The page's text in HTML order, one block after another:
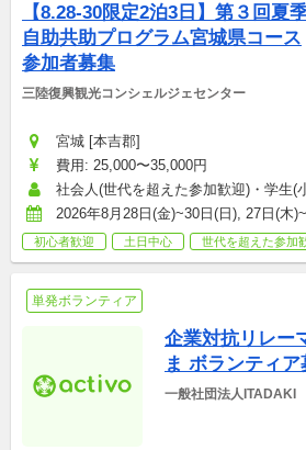
【8.28-30限定2泊3日】第３回夏
自助共助プログラム宮城県コース
参加者募集
三陸復興観光コンシェルジェセンター
宮城 [本吉郡]
費用: 25,000〜35,000円
社会人(世代を超えた参加歓迎)・学生(
2026年8月28日(金)~30日(日), 27日(木
初心者歓迎 土日中心 世代を超えた参加
単発ボランティア
企業対抗リレー
ま ボランティア
一般社団法人ITADAKI